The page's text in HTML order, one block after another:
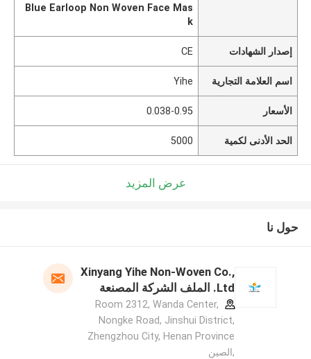
Blue Earloop Non Woven Face Mas
k
إصدار الشهادات CE
اسم العلامة التجارية Yihe
الأسعار 0.038-0.95
الحد الأدنى لكمية 5000
عرض المزيد
حول نا
Xinyang Yihe Non-Woven Co.,
Ltd. الملف الشركة المصنعة
Room 2312, Wanda Center,
Nongke Road, Jinshui District,
Zhengzhou City, Henan Province
,الصين